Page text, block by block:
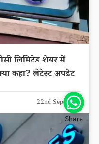
लिमिटेड शेयर में
कहा? लेटेस्ट अपडेट
22nd Sep 2025
Share